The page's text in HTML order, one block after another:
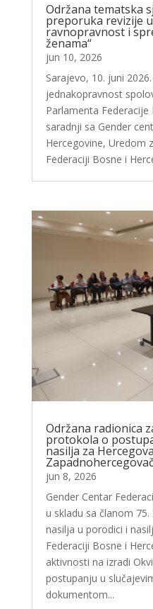
Održana tematska
preporuka revizije
ravnopravnost i
ženama“
jun 10, 2026
Sarajevo, 10. juni
jednakopravnost
Parlamenta
saradnji sa Gender
Hercegovine, Uredom
Federaciji Bosne i
Održana radionica
protokola o
nasilja za
jun 8, 2026
Gender Centar
u skladu sa članom
nasilja u porodici i
Federaciji Bosne i
aktivnosti na izradi
postupanju u
dokumentom...